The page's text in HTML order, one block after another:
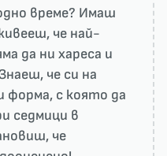
време? Имаш
че най-
да ни харесa и
че си на
с която да
седмици в
че